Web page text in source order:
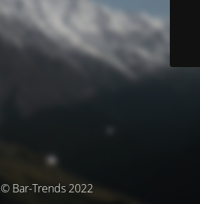
© Bar-Trends 2022